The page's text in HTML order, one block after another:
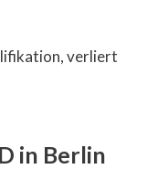
verliert
in Berlin